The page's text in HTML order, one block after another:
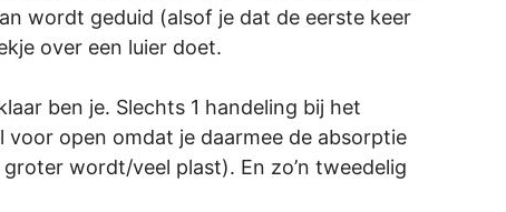
wordt geduid (alsof je dat de eerste keer
over een luier doet.
ben je. Slechts 1 handeling bij het
open omdat je daarmee de absorptie
wordt/veel plast). En zo’n tweedelig